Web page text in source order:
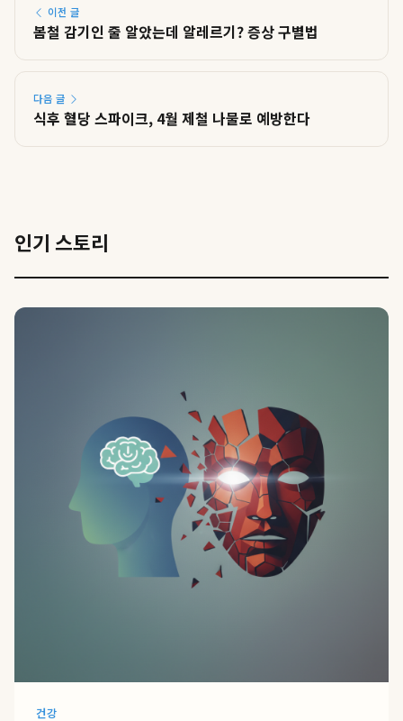
이전 글
봄철 감기인 줄 알았는데 알레르기? 증상 구별법
다음 글
식후 혈당 스파이크, 4월 제철 나물로 예방한다
인기 스토리
건강